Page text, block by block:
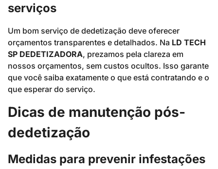
serviços
Um bom serviço de dedetização deve oferecer
orçamentos transparentes e detalhados. Na LD TECH
SP DEDETIZADORA, prezamos pela clareza em
nossos orçamentos, sem custos ocultos. Isso garante
que você saiba exatamente o que está contratando e o
que esperar do serviço.
Dicas de manutenção pós-
dedetização
Medidas para prevenir infestações